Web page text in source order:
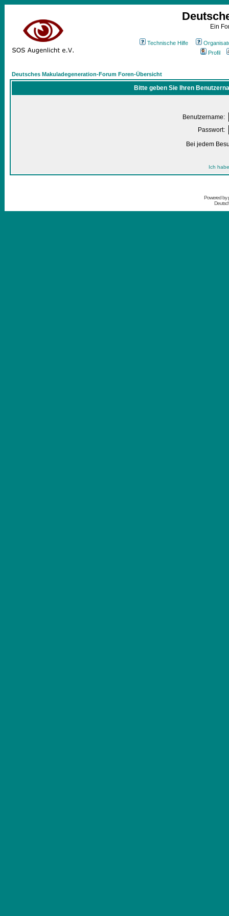
Ein
Technische Hilfe
Profil
Deutsches Makuladegeneration-Forum Foren-Übersicht
Bitte geben Sie Ihren
Benutzername:
Passwort:
Bei jedem
Ich
Powered by